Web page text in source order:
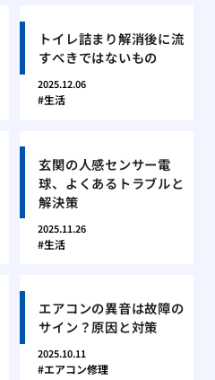
トイレ詰まり解消後に流
すべきではないもの
2025.12.06
生活
玄関の人感センサー電
球、よくあるトラブルと
解決策
2025.11.26
生活
エアコンの異音は故障の
サイン？原因と対策
2025.10.11
エアコン修理